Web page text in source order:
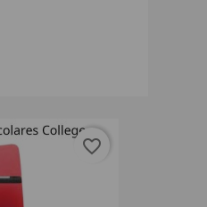
favorite_border